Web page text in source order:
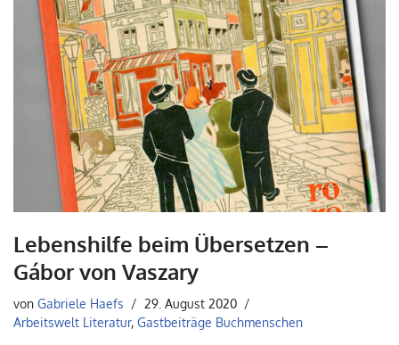
Lebenshilfe beim Übersetzen –
Gábor von Vaszary
von Gabriele Haefs
29. August 2020
Arbeitswelt Literatur, Gastbeiträge Buchmenschen